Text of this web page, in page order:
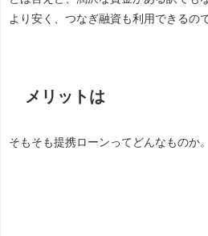
より安く、つなぎ融資も利用できるの
メリットは
そもそも提携ローンってどんなものか。